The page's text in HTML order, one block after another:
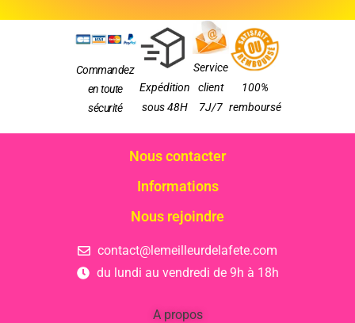
Commandez
en toute
sécurité
Expédition
sous 48H
Service
client
7J/7
100%
remboursé
Nous contacter
Informations
Nous rejoindre
contact@lemeilleurdelafete.com
du lundi au vendredi de 9h à 18h
A propos